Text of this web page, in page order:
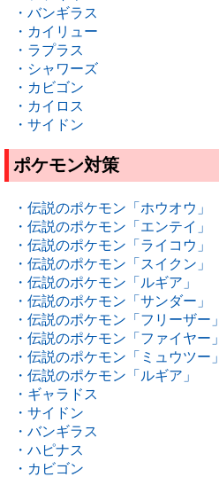
・バンギラス
・カイリュー
・ラプラス
・シャワーズ
・カビゴン
・カイロス
・サイドン
ポケモン対策
・伝説のポケモン「ホウオウ」
・伝説のポケモン「エンテイ」
・伝説のポケモン「ライコウ」
・伝説のポケモン「スイクン」
・伝説のポケモン「ルギア」
・伝説のポケモン「サンダー」
・伝説のポケモン「フリーザー」
・伝説のポケモン「ファイヤー」
・伝説のポケモン「ミュウツー」
・伝説のポケモン「ルギア」
・ギャラドス
・サイドン
・バンギラス
・ハピナス
・カビゴン